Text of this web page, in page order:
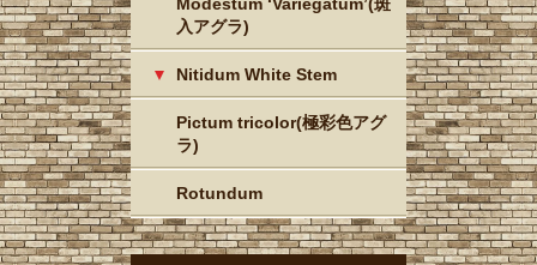
入アグラ)
Nitidum White Stem
Pictum tricolor(極彩色アグ
ラ)
Rotundum